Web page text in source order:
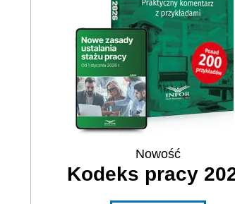
Nowość
Kodeks pracy